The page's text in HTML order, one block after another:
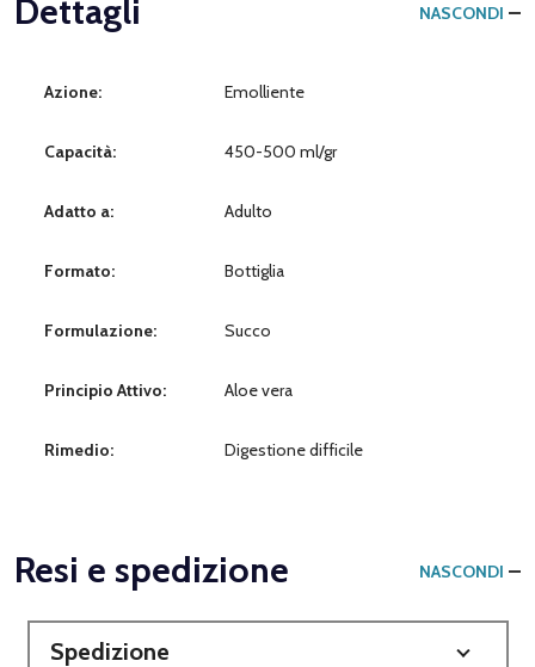
Dettagli NASCONDI
Azione: Emolliente
Capacità: 450-500 ml/gr
Adatto a: Adulto
Formato: Bottiglia
Formulazione: Succo
Principio Attivo: Aloe vera
Rimedio: Digestione difficile
Resi e spedizione NASCONDI
Spedizione